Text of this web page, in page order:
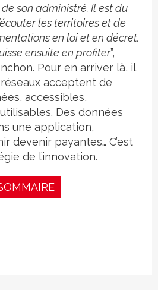
son administré. Il est du
les territoires et de
en loi et en décret.
ensuite en profiter”,
Pour en arriver là, il
acceptent de
accessibles,
Des données
une application,
devenir payantes… C’est
de l’innovation.